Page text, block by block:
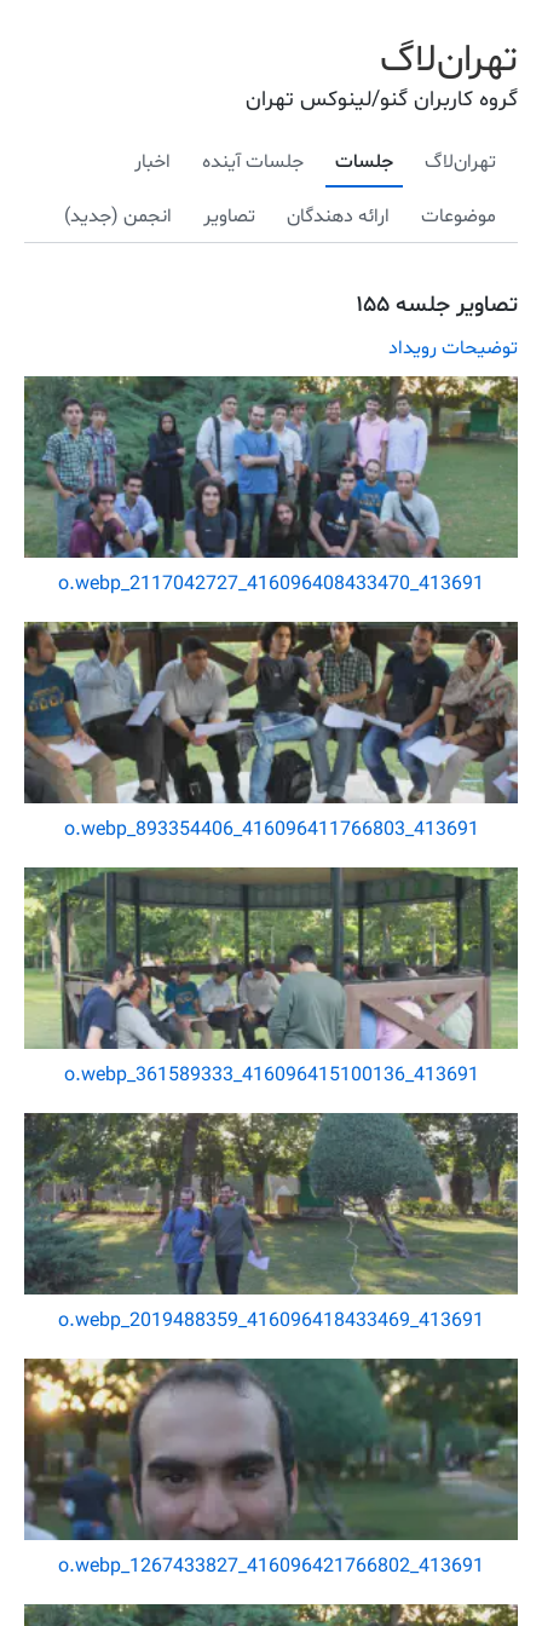
تهران‌لاگ
گروه کاربران گنو/لینوکس تهران
تهران‌لاگ جلسات جلسات آینده اخبار
موضوعات ارائه دهندگان تصاویر انجمن (جدید)
تصاویر جلسه ۱۵۵
توضیحات رویداد
413691_416096408433470_2117042727_o.webp
413691_416096411766803_893354406_o.webp
413691_416096415100136_361589333_o.webp
413691_416096418433469_2019488359_o.webp
413691_416096421766802_1267433827_o.webp